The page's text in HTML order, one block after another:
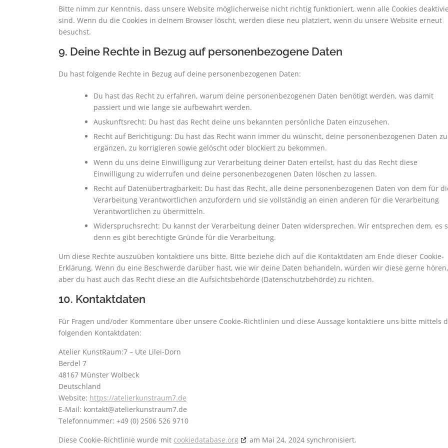
Bitte nimm zur Kenntnis, dass unsere Website möglicherweise nicht richtig funktioniert, wenn alle Cookies
sind. Wenn du die Cookies in deinem Browser löscht, werden diese neu platziert, wenn du unsere Website erneut
besuchst.
9. Deine Rechte in Bezug auf personenbezogene Daten
Du hast folgende Rechte in Bezug auf deine personenbezogenen Daten:
Du hast das Recht zu erfahren, warum deine personenbezogenen Daten benötigt werden, was damit
passiert und wie lange sie aufbewahrt werden.
Auskunftsrecht: Du hast das Recht deine uns bekannten persönliche Daten einzusehen.
Recht auf Berichtigung: Du hast das Recht wann immer du wünscht, deine personenbezogenen Daten zu
ergänzen, zu korrigieren sowie gelöscht oder blockiert zu bekommen.
Wenn du uns deine Einwilligung zur Verarbeitung deiner Daten erteilst, hast du das Recht diese
Einwilligung zu widerrufen und deine personenbezogenen Daten löschen zu lassen.
Recht auf Datenübertragbarkeit: Du hast das Recht, alle deine personenbezogenen Daten von dem für
Verarbeitung Verantwortlichen anzufordern und sie vollständig an einen anderen für die Verarbeitung
Verantwortlichen zu übermitteln.
Widerspruchsrecht: Du kannst der Verarbeitung deiner Daten widersprechen. Wir entsprechen dem, es
denn es gibt berechtigte Gründe für die Verarbeitung.
Um diese Rechte auszuüben kontaktiere uns bitte. Bitte beziehe dich auf die Kontaktdaten am Ende dieser Cookie-
Erklärung. Wenn du eine Beschwerde darüber hast, wie wir deine Daten behandeln, würden wir diese gerne hören,
aber du hast auch das Recht diese an die Aufsichtsbehörde (Datenschutzbehörde) zu richten.
10. Kontaktdaten
Für Fragen und/oder Kommentare über unsere Cookie-Richtlinien und diese Aussage kontaktiere uns bitte mittels
folgenden Kontaktdaten:
Atelier KunstRaum:7 – Ute Lilei-Dorn
Berdel 7
48167 Münster Wolbeck
Deutschland
Website: https://atelierkunstraum7.de
E-Mail: kontakt@atelierkunstraum7.de
Telefonnummer: +49 (0) 2506 526 9710
Diese Cookie-Richtlinie wurde mit cookiedatabase.org am Mai 24, 2024 synchronisiert.